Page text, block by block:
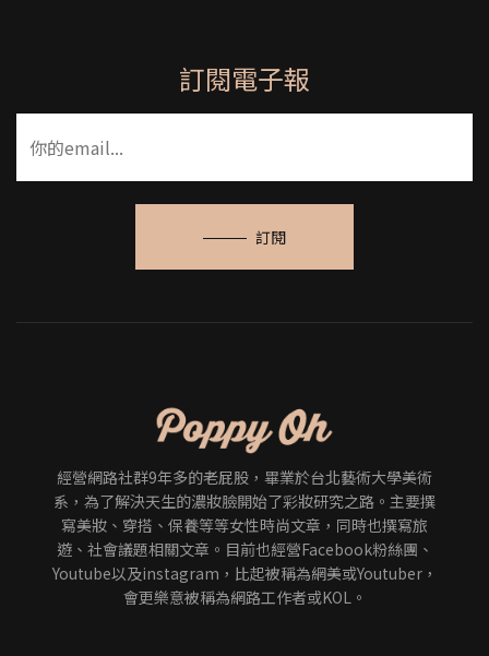
訂閱電子報
訂閱
經營網路社群9年多的老屁股，畢業於台北藝術大學美術
系，為了解決天生的濃妝臉開始了彩妝研究之路。主要撰
寫美妝、穿搭、保養等等女性時尚文章，同時也撰寫旅
遊、社會議題相關文章。目前也經營Facebook粉絲團、
Youtube以及instagram，比起被稱為網美或Youtuber，
會更樂意被稱為網路工作者或KOL。